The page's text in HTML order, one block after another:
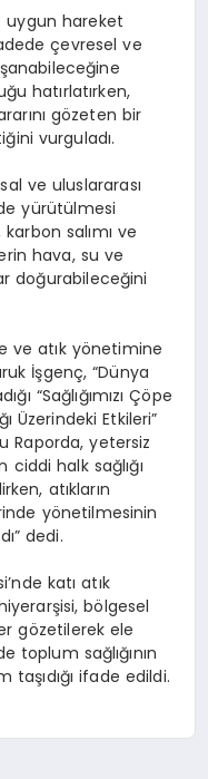
hareket
çevresel ve
hatırlatırken,
gözeten bir
vurguladı.
ve uluslararası
yürütülmesi
salımı ve
hava, su ve
doğurabileceğini
ve atık yönetimine
İşgenç,“Dünya
“Sağlığımızı Çöpe
Üzerindeki Etkileri”
Raporda, yetersiz
ciddi halk sağlığı
atıkların
yönetilmesinin
” dedi.
katı atık
,bölgesel
gözetilerek ele
toplum sağlığının
taşıdığı ifade edildi.